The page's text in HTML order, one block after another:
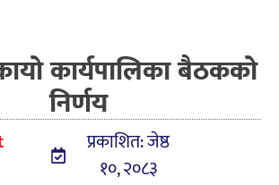
कार्यपालिका बैठकको
निर्णय
प्रकाशित: जेष्ठ
१०, २०८३